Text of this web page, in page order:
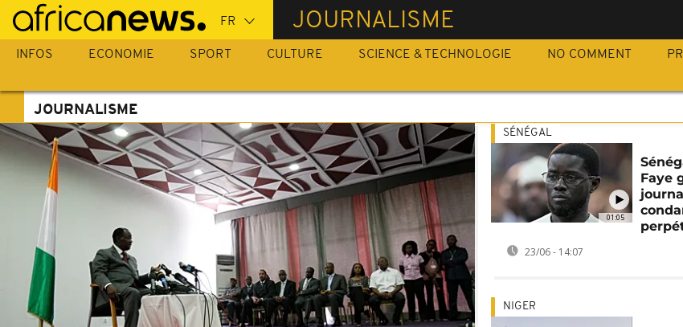
Passer
au
contenu
JOURNALISME
INFOS ECONOMIE SPORT CULTURE SCIENCE & TECHNOLOGIE NO COMMENT
JOURNALISME
01:05
SÉNÉGAL
Faye
23/06 - 14:07
NIGER